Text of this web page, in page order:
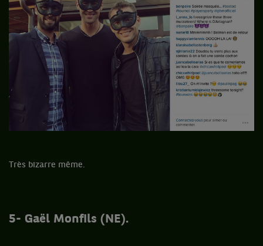
Très bizarre même.
5- Gaël Monfils (NE).